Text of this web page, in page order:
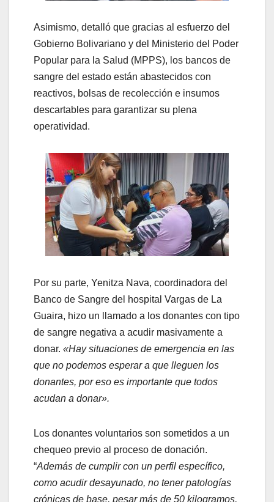
Asimismo, detalló que gracias al esfuerzo del
Gobierno Bolivariano y del Ministerio del Poder
Popular para la Salud (MPPS), los bancos de
sangre del estado están abastecidos con
reactivos, bolsas de recolección e insumos
descartables para garantizar su plena
operatividad.
Por su parte, Yenitza Nava, coordinadora del
Banco de Sangre del hospital Vargas de La
Guaira, hizo un llamado a los donantes con tipo
de sangre negativa a acudir masivamente a
donar. «Hay situaciones de emergencia en las
que no podemos esperar a que lleguen los
donantes, por eso es importante que todos
acudan a donar».
Los donantes voluntarios son sometidos a un
chequeo previo al proceso de donación.
“Además de cumplir con un perfil específico,
como acudir desayunado, no tener patologías
crónicas de base, pesar más de 50 kilogramos,